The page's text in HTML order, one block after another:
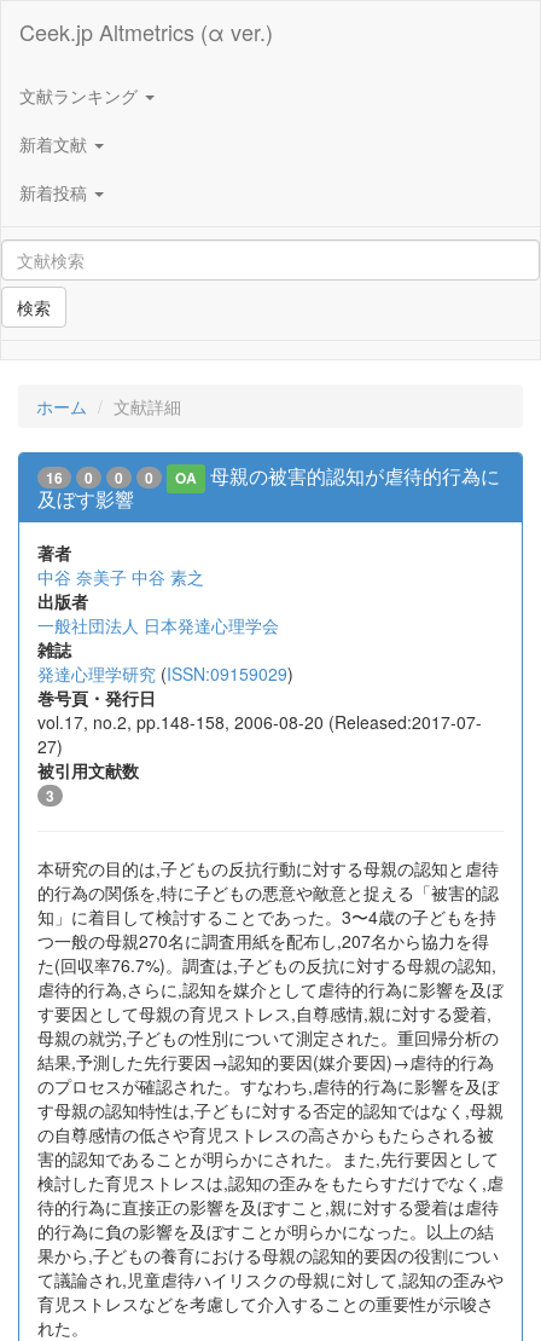
Ceek.jp Altmetrics (α ver.)
文献ランキング
新着文献
新着投稿
検索
ホーム 文献詳細
16 0 0 0 OA
母親の被害的認知が虐待的行為に
及ぼす影響
著者
中谷 奈美子 中谷 素之
出版者
一般社団法人 日本発達心理学会
雑誌
発達心理学研究 (ISSN:09159029)
巻号頁・発行日
vol.17, no.2, pp.148-158, 2006-08-20 (Released:2017-07-
27)
被引用文献数
3
本研究の目的は,子どもの反抗行動に対する母親の認知と虐待
的行為の関係を,特に子どもの悪意や敵意と捉える「被害的認
知」に着目して検討することであった。3〜4歳の子どもを持
つ一般の母親270名に調査用紙を配布し,207名から協力を得
た(回収率76.7%)。調査は,子どもの反抗に対する母親の認知,
虐待的行為,さらに,認知を媒介として虐待的行為に影響を及ぼ
す要因として母親の育児ストレス,自尊感情,親に対する愛着,
母親の就労,子どもの性別について測定された。重回帰分析の
結果,予測した先行要因→認知的要因(媒介要因)→虐待的行為
のプロセスが確認された。すなわち,虐待的行為に影響を及ぼ
す母親の認知特性は,子どもに対する否定的認知ではなく,母親
の自尊感情の低さや育児ストレスの高さからもたらされる被
害的認知であることが明らかにされた。また,先行要因として
検討した育児ストレスは,認知の歪みをもたらすだけでなく,虐
待的行為に直接正の影響を及ぼすこと,親に対する愛着は虐待
的行為に負の影響を及ぼすことが明らかになった。以上の結
果から,子どもの養育における母親の認知的要因の役割につい
て議論され,児童虐待ハイリスクの母親に対して,認知の歪みや
育児ストレスなどを考慮して介入することの重要性が示唆さ
れた。